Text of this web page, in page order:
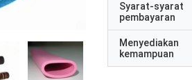
Syarat-syarat
pembayaran
Menyediakan
kemampuan